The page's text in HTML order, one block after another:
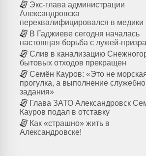
Экс-глава администрации
Александровска
переквалифицировался в медики
В Гаджиеве сегодня началась
настоящая борьба с лужей-
Слив в канализацию
бытовых отходов прекращен
Семён Кауров: «Это не
прогулка, а выполнение
задания»
Глава ЗАТО Александровск
Кауров подал в отставку
Как «страшно» жить в
Александровске!